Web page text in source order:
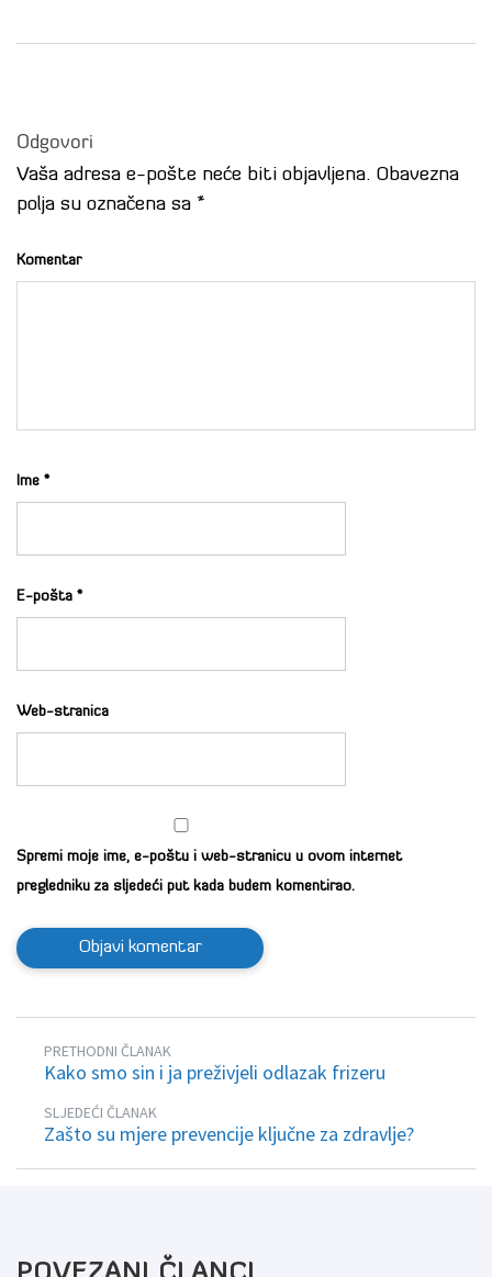
Odgovori
Vaša adresa e-pošte neće biti objavljena. Obavezna
polja su označena sa *
Komentar
Ime *
E-pošta *
Web-stranica
Spremi moje ime, e-poštu i web-stranicu u ovom internet
pregledniku za sljedeći put kada budem komentirao.
PRETHODNI ČLANAK
Kako smo sin i ja preživjeli odlazak frizeru
SLJEDEĆI ČLANAK
Zašto su mjere prevencije ključne za zdravlje?